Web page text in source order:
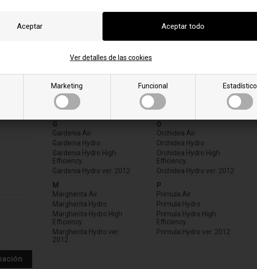
Marketing Funcional Estadístico
Ver detalles de las cookies
G
Gardenia Air
Gardenia Hydro
Gardenia Hydro High
Efficiency
Gardenia Hydro ver. 2012
M
Margherita Air
Margherita Hydro
Margherita Hydro High
Efficiency
Margherita Hydro ver.
2012
O
Orchidea Air
Orchidea Hydro
Orchidea Hydro High
Efficiency
Orchidea Hydro ver. 2012
P
Primula Air
Primula Hydro
Primula Hydro High
Efficiency
Primula Hydro ver. 2012